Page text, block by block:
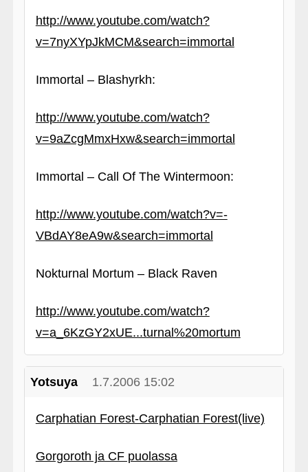
http://www.youtube.com/watch?
v=7nyXYpJkMCM&search=immortal
Immortal – Blashyrkh:
http://www.youtube.com/watch?
v=9aZcgMmxHxw&search=immortal
Immortal – Call Of The Wintermoon:
http://www.youtube.com/watch?v=-
VBdAY8eA9w&search=immortal
Nokturnal Mortum – Black Raven
http://www.youtube.com/watch?
v=a_6KzGY2xUE...turnal%20mortum
Yotsuya 1.7.2006 15:02
Carphatian Forest-Carphatian Forest(live)
Gorgoroth ja CF puolassa